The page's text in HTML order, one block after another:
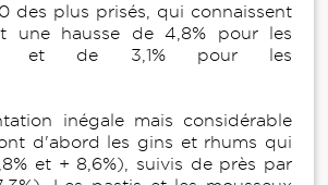
des plus prisés, qui connaissent
une hausse de 4,8% pour les
et de 3,1% pour les
inégale mais considérable
d'abord les gins et rhums qui
et + 8,6%), suivis de près par